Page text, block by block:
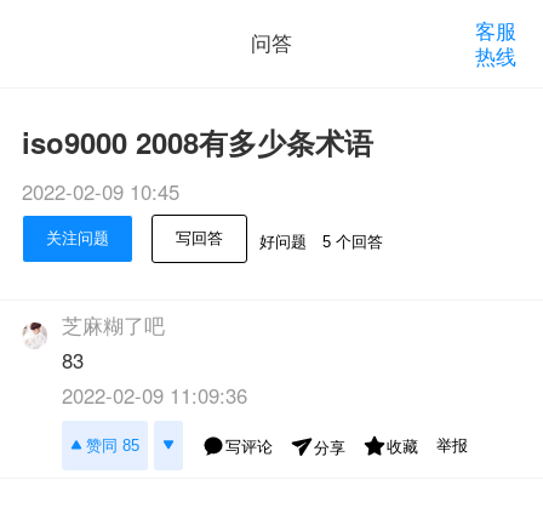
问答
客服
热线
iso9000 2008有多少条术语
2022-02-09 10:45
关注问题 写回答 好问题 5 个回答
芝麻糊了吧
83
2022-02-09 11:09:36
赞同 85 写评论 分享 收藏 举报